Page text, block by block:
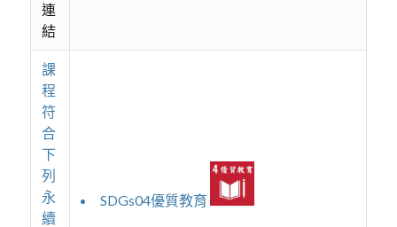
連
結
課
程
符
合
下
列
永
續
SDGs04優質教育